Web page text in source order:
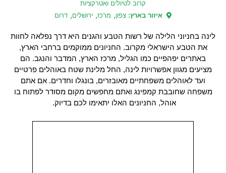
קרוב לטיולים ואטרקציות
איזור בארץ: צפון, מרכז, ירושלים, דרום
לינה בחניוני הלילה של רשות הטבע והגנים היא דרך נפלאה לחוות
את הטבע הישראלי מקרוב. החניונים ממוקמים ברחבי הארץ,
באתרים יפהפיים כמו הגליל, מרכז הארץ, המדבר והנגב. הם
מציעים מגוון אפשרויות לינה, החל מלינת שטח באוהלים פרטיים
ועד לאוהלים משפחתיים מאובזרים, בונגלו וחדרים. אם אתם
משפחה שחובבת קמפינג ואתם מחפשים מקום מסודר לפתוח בו
אוהל, החניונים האלו יתאימו לכם בדיוק.